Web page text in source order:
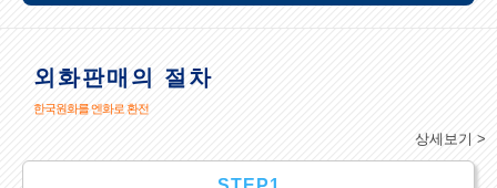
외화판매의 절차
한국원화를 엔화로 환전
상세보기 >